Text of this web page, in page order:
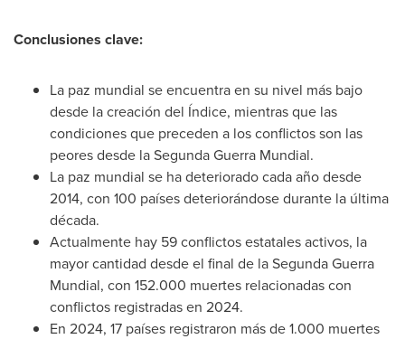
Conclusiones clave:
La paz mundial se encuentra en su nivel más bajo
desde la creación del Índice, mientras que las
condiciones que preceden a los conflictos son las
peores desde la Segunda Guerra Mundial.
La paz mundial se ha deteriorado cada año desde
2014, con 100 países deteriorándose durante la última
década.
Actualmente hay 59 conflictos estatales activos, la
mayor cantidad desde el final de la Segunda Guerra
Mundial, con 152.000 muertes relacionadas con
conflictos registradas en 2024.
En 2024, 17 países registraron más de 1.000 muertes